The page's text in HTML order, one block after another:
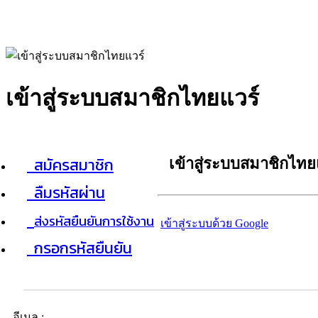
เข้าสู่ระบบสมาชิกไทยแวร์
สมัครสมาชิก
ลืมรหัสผ่าน
ส่งรหัสยืนยันการใช้งาน
กรอกรหัสยืนยัน
เข้าสู่ระบบสมาชิกไท
เข้าสู่ระบบด้วย Google